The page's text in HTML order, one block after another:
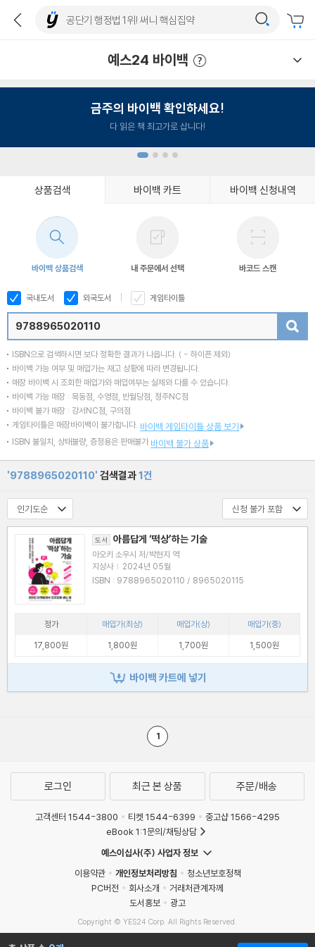
예스24 바이백
금주의 바이백 확인하세요!
다 읽은 책 최고가로 삽니다!
상품검색 바이백 카트 바이백 신청내역
바이백 상품검색 내 주문에서 선택 바코드 스캔
국내도서 외국도서 게임타이틀
ISBN으로 검색하시면 보다 정확한 결과가 나옵니다. ( - 하이픈 제외)
바이백 가능 여부 및 매입가는 재고 상황에 따라 변경됩니다.
매장 바이백 시 조회한 매입가와 매입여부는 실제와 다를 수 있습니다.
바이백 가능 매장 : 목동점, 수영점, 반월당점, 청주NC점
바이백 불가 매장 : 강서NC점, 구의점
게임타이틀은 매장바이백이 불가합니다. 바이백 게임타이틀 상품 보기
ISBN 불일치, 상태불량, 증정용은 판매불가 바이백 불가 상품
'9788965020110' 검색결과1건
도서 아름답게 ‘떡상’하는 기술
아오키 소우시 저/박현지 역
지상사 | 2024년 05월
ISBN : 9788965020110 / 8965020115
정가 매입가(최상) 매입가(상)
매입가(중)
17,800원
1,800원 1,700원 1,500원
바이백 카트에 넣기
1
로그인 최근 본 상품 주문/배송
고객센터 1544-3800 티켓 1544-6399
중고샵 1566-4295
eBook 1:1문의/채팅상담
예스이십사(주) 사업자 정보
이용약관
개인정보처리방침
청소년보호정책
PC버전
회사소개
거래처관계자께
도서홍보
광고
Copyright © YES24 Corp. All Rights Reserved.
MATOM8